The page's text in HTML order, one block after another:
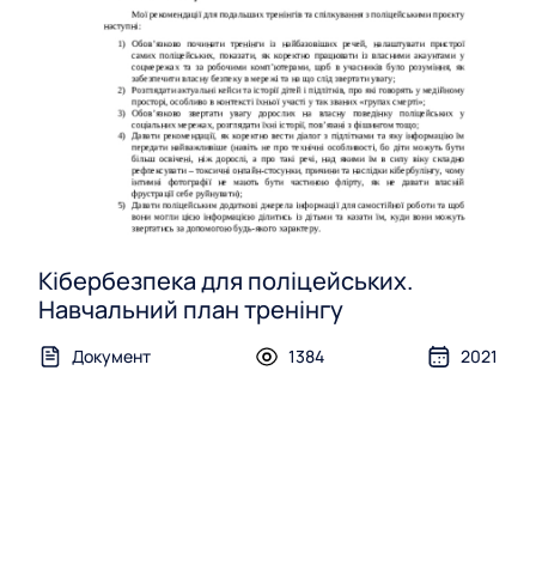
Кібербезпека для поліцейських.
Навчальний план тренінгу
Документ 1384 2021